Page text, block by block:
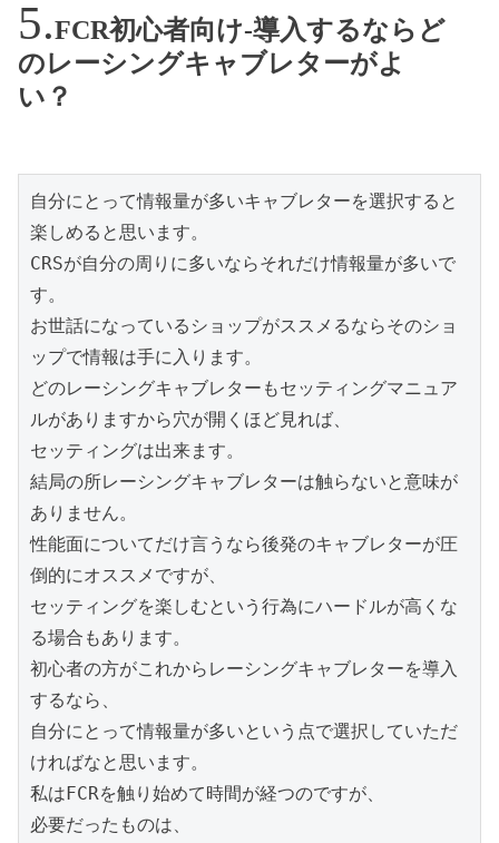
FCR初心者向け-導入するならど
のレーシングキャブレターがよ
い？
自分にとって情報量が多いキャブレターを選択すると
楽しめると思います。
CRSが自分の周りに多いならそれだけ情報量が多いで
す。
お世話になっているショップがススメるならそのショ
ップで情報は手に入ります。
どのレーシングキャブレターもセッティングマニュア
ルがありますから穴が開くほど見れば、
セッティングは出来ます。
結局の所レーシングキャブレターは触らないと意味が
ありません。
性能面についてだけ言うなら後発のキャブレターが圧
倒的にオススメですが、
セッティングを楽しむという行為にハードルが高くな
る場合もあります。
初心者の方がこれからレーシングキャブレターを導入
するなら、
自分にとって情報量が多いという点で選択していただ
ければなと思います。
私はFCRを触り始めて時間が経つのですが、
必要だったものは、